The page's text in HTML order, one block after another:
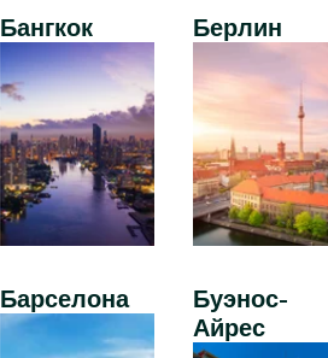
Бангкок
Барселона
Берлин
Буэнос-
Айрес